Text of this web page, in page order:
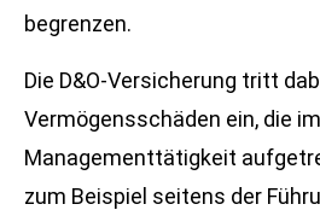
begrenzen.
Die D&O-Versicherung tritt
Vermögensschäden ein, die
Managementtätigkeit
zum Beispiel seitens der